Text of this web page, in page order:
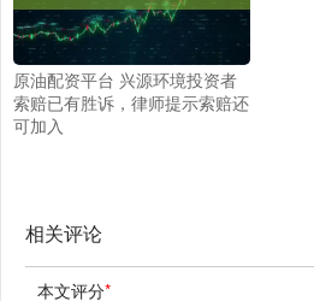
原油配资平台 兴源环境投资者
索赔已有胜诉，律师提示索赔还
可加入
相关评论
本文评分*